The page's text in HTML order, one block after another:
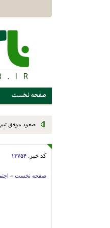
صفحه نخست
صعود موفق تیم
کد خبر: ۱۳۷۵۴
صفحه نخست »